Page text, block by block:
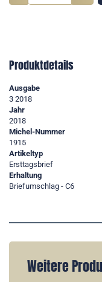
Produktdetails
Ausgabe
3 2018
Jahr
2018
Michel-Nummer
1915
Artikeltyp
Ersttagsbrief
Erhaltung
Briefumschlag - C6
Weitere